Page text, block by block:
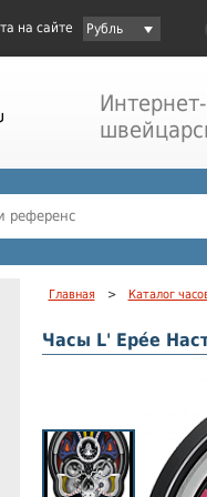
на сайте Рубль
Главная > Каталог
Часы L' Epée